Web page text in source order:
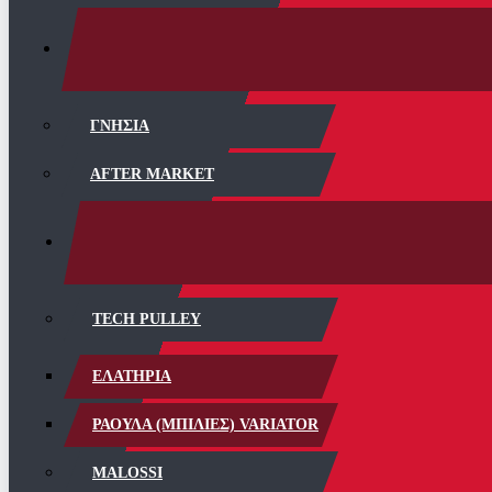
ΓΝΗΣΙΑ
AFTER MARKET
TECH PULLEY
ΕΛΑΤΗΡΙΑ
ΡΑΟΥΛΑ (ΜΠΙΛΙΕΣ) VARIATOR
MALOSSI